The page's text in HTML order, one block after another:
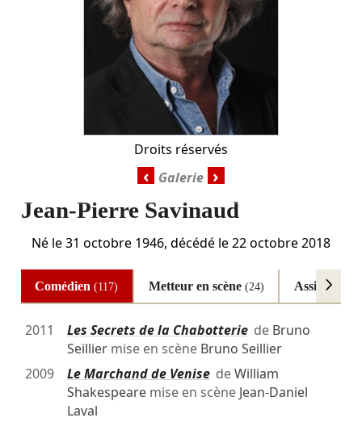
Droits réservés
‹ ›
Jean-Pierre Savinaud
Né le31 octobre 1946, décédé le22 octobre 2018
Comédien(117) Metteur en scène (24) Assistant à
2011 Les Secrets de la Chabotteriede Bruno
Seilliermise en scène Bruno Seillier
2009
Le Marchand de VenisedeWilliam
Shakespearemise en scène Jean-Daniel
Laval